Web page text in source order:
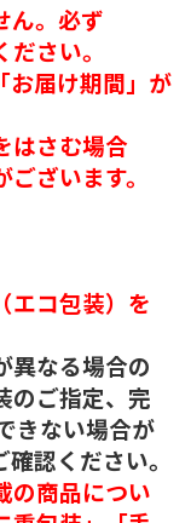
ん。必ず
さい。
届け期間」が
はさむ場合
ざいます。
エコ包装）を
異なる場合の
のご指定、完
きない場合が
認ください。
の商品につい